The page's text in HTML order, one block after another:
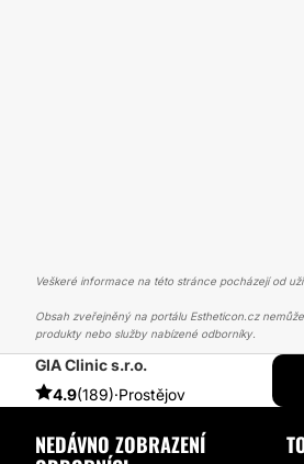
Veškeré informace na této stránce pocházejí od
Obsah zveřejněný na portálu Estheticon.cz
produkty nebo služby nabízené odborníky.
GIA Clinic s.r.o.
4.9(189)·Prostějov
ESTHETICON PŘÍBĚHY PŘÍBĚHY
NEDÁVNO ZOBRAZENÍ